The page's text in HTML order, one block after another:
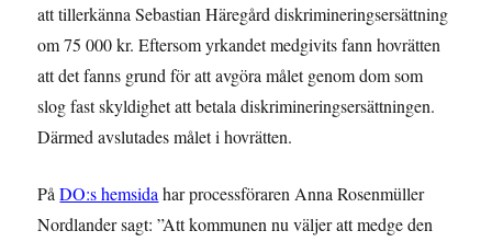
att tillerkänna Sebastian Häregård diskrimineringsersättning
om 75 000 kr. Eftersom yrkandet medgivits fann hovrätten
att det fanns grund för att avgöra målet genom dom som
slog fast skyldighet att betala diskrimineringsersättningen.
Därmed avslutades målet i hovrätten.
PåDO:s hemsidahar processföraren Anna Rosenmüller
Nordlander sagt: ”Att kommunen nu väljer att medge den